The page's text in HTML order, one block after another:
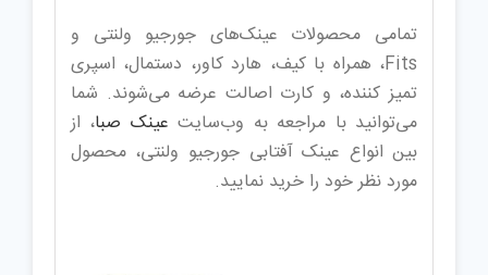
تمامی محصولات عینک‌های جورجیو ولنتی و
Fits، همراه با کیف، هارد کاور، دستمال، اسپری
تمیز کننده، و کارت اصالت عرضه می‌شوند. شما
می‌توانید با مراجعه به وب‌سایت عینک صبا، از
بین انواع عینک آفتابی جورجیو ولنتی، محصول
مورد نظر خود را خرید نمایید.